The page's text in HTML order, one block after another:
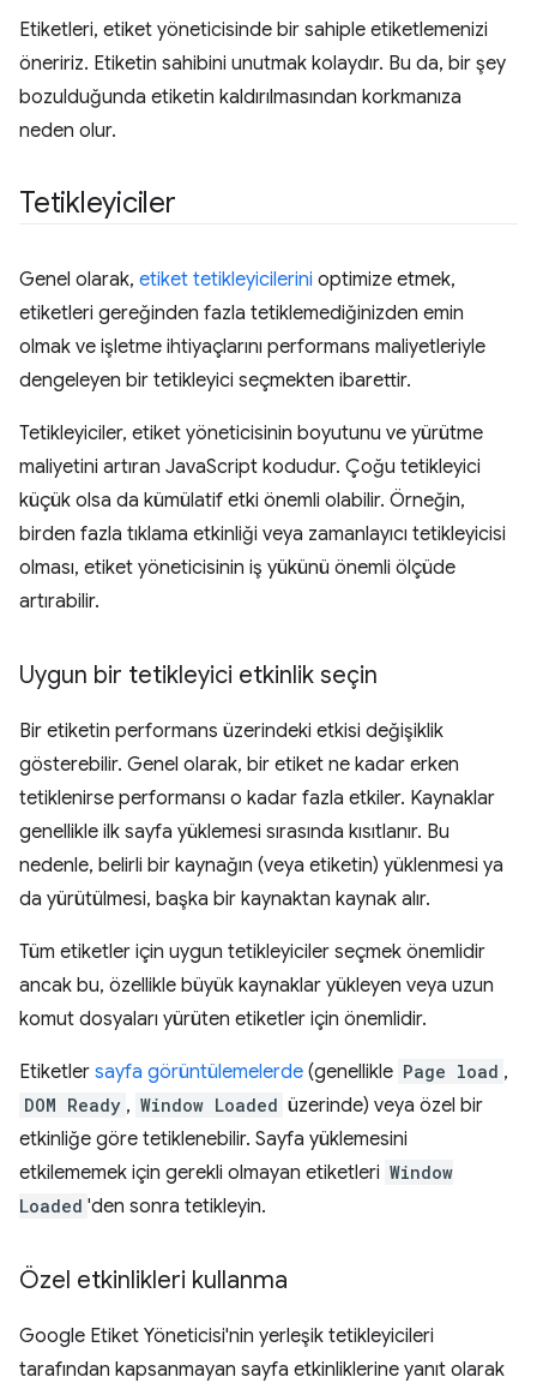
Etiketleri, etiket yöneticisinde bir sahiple etiketlemenizi
öneririz. Etiketin sahibini unutmak kolaydır. Bu da, bir şey
bozulduğunda etiketin kaldırılmasından korkmanıza
neden olur.
Tetikleyiciler
Genel olarak, etiket tetikleyicilerini optimize etmek,
etiketleri gereğinden fazla tetiklemediğinizden emin
olmak ve işletme ihtiyaçlarını performans maliyetleriyle
dengeleyen bir tetikleyici seçmekten ibarettir.
Tetikleyiciler, etiket yöneticisinin boyutunu ve yürütme
maliyetini artıran JavaScript kodudur. Çoğu tetikleyici
küçük olsa da kümülatif etki önemli olabilir. Örneğin,
birden fazla tıklama etkinliği veya zamanlayıcı tetikleyicisi
olması, etiket yöneticisinin iş yükünü önemli ölçüde
artırabilir.
Uygun bir tetikleyici etkinlik seçin
Bir etiketin performans üzerindeki etkisi değişiklik
gösterebilir. Genel olarak, bir etiket ne kadar erken
tetiklenirse performansı o kadar fazla etkiler. Kaynaklar
genellikle ilk sayfa yüklemesi sırasında kısıtlanır. Bu
nedenle, belirli bir kaynağın (veya etiketin) yüklenmesi ya
da yürütülmesi, başka bir kaynaktan kaynak alır.
Tüm etiketler için uygun tetikleyiciler seçmek önemlidir
ancak bu, özellikle büyük kaynaklar yükleyen veya uzun
komut dosyaları yürüten etiketler için önemlidir.
Etiketler sayfa görüntülemelerde (genellikle Page load ,
DOM Ready , Window Loaded üzerinde) veya özel bir
etkinliğe göre tetiklenebilir. Sayfa yüklemesini
etkilememek için gerekli olmayan etiketleri Window
Loaded 'den sonra tetikleyin.
Özel etkinlikleri kullanma
Google Etiket Yöneticisi'nin yerleşik tetikleyicileri
tarafından kapsanmayan sayfa etkinliklerine yanıt olarak